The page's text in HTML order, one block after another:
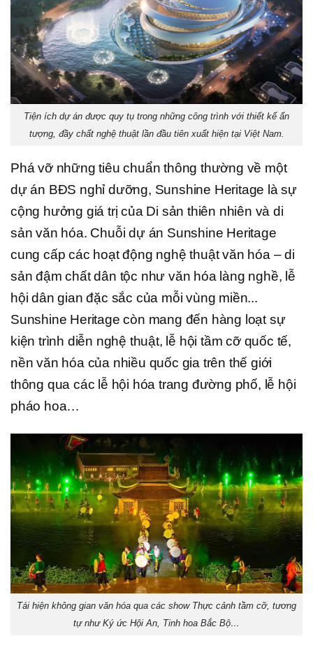
Tiện ích dự án được quy tụ trong những công trình với thiết kế ấn
tượng, đầy chất nghệ thuật lần đầu tiên xuất hiện tại Việt Nam.
Phá vỡ những tiêu chuẩn thông thường về một
dự án BĐS nghỉ dưỡng, Sunshine Heritage là sự
cộng hưởng giá trị của Di sản thiên nhiên và di
sản văn hóa. Chuỗi dự án Sunshine Heritage
cung cấp các hoạt động nghệ thuật văn hóa – di
sản đậm chất dân tộc như văn hóa làng nghề, lễ
hội dân gian đặc sắc của mỗi vùng miền...
Sunshine Heritage còn mang đến hàng loạt sự
kiện trình diễn nghệ thuật, lễ hội tầm cỡ quốc tế,
nền văn hóa của nhiều quốc gia trên thế giới
thông qua các lễ hội hóa trang đường phố, lễ hội
pháo hoa…
Tái hiện không gian văn hóa qua các show Thực cảnh tầm cỡ, tương
tự như Ký ức Hội An, Tinh hoa Bắc Bộ…